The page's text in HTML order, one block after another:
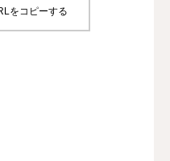
をコピーする